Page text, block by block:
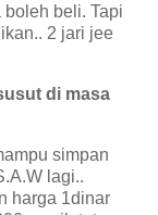
boleh beli. Tapi
2 jari jee
di masa
simpan
lagi..
harga 1dinar